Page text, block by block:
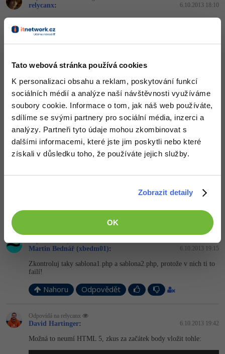
Tato webová stránka používá cookies
K personalizaci obsahu a reklam, poskytování funkcí
sociálních médií a analýze naší návštěvnosti využíváme
soubory cookie. Informace o tom, jak náš web používáte,
sdílíme se svými partnery pro sociální média, inzerci a
analýzy. Partneři tyto údaje mohou zkombinovat s
dalšími informacemi, které jste jim poskytli nebo které
získali v důsledku toho, že používáte jejich služby.
Zobrazit detaily
OK
relycanx: 6.10.2013 18:10
html>, že ten !DOCTYPE je jen doplněk k tomu
Odpovídá na relycanx
David Hartinger: 6.10.2013 18:12
totiž používá třeba i pro XML.
Nahoru Odpovědět
Odpovídá na David Hartinger
6.10.2013 18:16
tak děkuji za informaci. Jinak jsem tam tedy pod ten první tag
Odpovídá na relycanx
Martin Bednář (xbedm01): 6.10.2013 19:15
Zkontroluj taky sablona1.php a sablona2.php, protože v nich ti to
failí!
Nahoru Odpovědět
Odpovídá na relycanx
David Hartinger: 6.10.2013 19:42
Možná to neumí HTML 5, zkus za začátek body vložit tohle: